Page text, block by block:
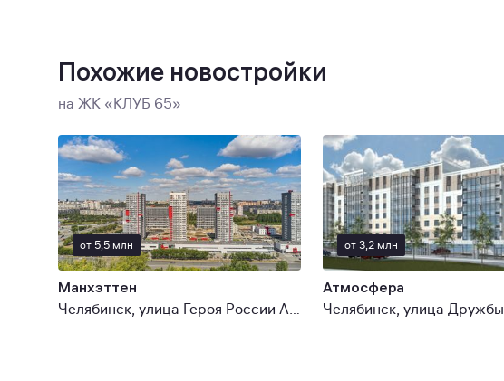
Похожие новостройки
на ЖК «КЛУБ 65»
от 5,5 млн
Манхэттен
Челябинск, улица Героя России А.В. Яковлева
от 3,2 млн
Атмосфера
Челябинск, улица Дружбы